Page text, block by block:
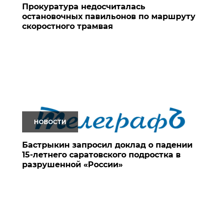
Прокуратура недосчиталась
остановочных павильонов по маршруту
скоростного трамвая
НОВОСТИ
Бастрыкин запросил доклад о падении
15-летнего саратовского подростка в
разрушенной «России»